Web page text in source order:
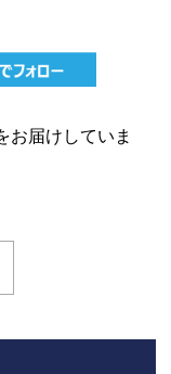
お届けしていま